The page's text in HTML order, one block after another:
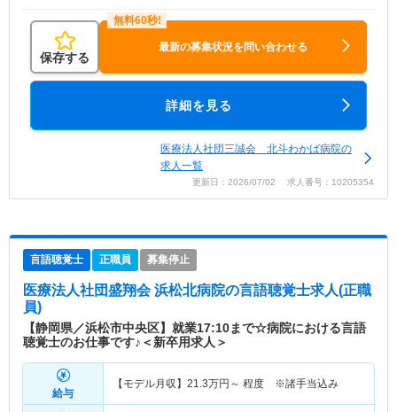
保存する
最新の募集状況を問い合わせる
詳細を見る
医療法人社団三誠会 北斗わかば病院の
求人一覧
更新日：2026/07/02 求人番号：10205354
言語聴覚士 正職員 募集停止
医療法人社団盛翔会 浜松北病院の言語聴覚士求人(正職
員)
【静岡県／浜松市中央区】就業17:10まで☆病院における言語
聴覚士のお仕事です♪＜新卒用求人＞
給与
【モデル月収】 21.3万円～ 程度 ※諸手当込み